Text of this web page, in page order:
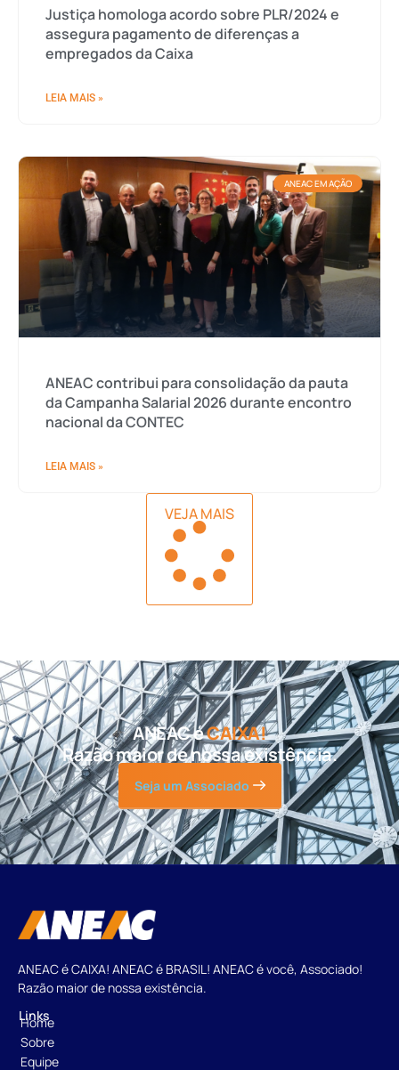
Justiça homologa acordo sobre PLR/2024 e
assegura pagamento de diferenças a
empregados da Caixa
LEIA MAIS »
ANEAC EM AÇÃO
ANEAC contribui para consolidação da pauta
da Campanha Salarial 2026 durante encontro
nacional da CONTEC
LEIA MAIS »
VEJA MAIS
ANEAC éCAIXA!
Razão maior de nossa existência.
Seja um Associado
ANEAC é CAIXA! ANEAC é BRASIL! ANEAC é você, Associado!
Razão maior de nossa existência.
Links
Home
Sobre
Equipe